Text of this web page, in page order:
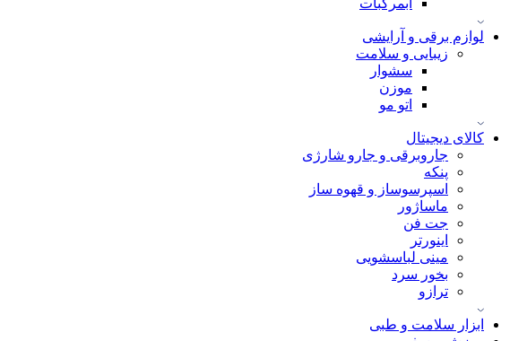
آبمرکبات
لوازم برقی و آرایشی
زیبایی و سلامت
سشوار
موزن
اتو مو
کالای دیجیتال
جاروبرقی و جارو شارژی
پنکه
اسپرسوساز و قهوه ساز
ماساژور
جت فن
اینورتر
مینی لباسشویی
بخور سرد
ترازو
ابزار سلامت و طبی